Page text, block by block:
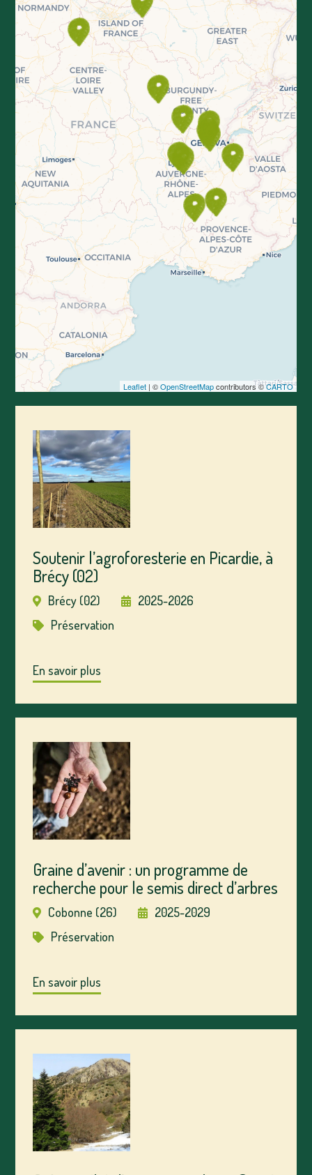
Leaflet| ©OpenStreetMapcontributors ©CARTO
Soutenir l’agroforesterie en Picardie, à
Brécy (02)
Brécy (02)
2025-2026
Préservation
En savoir plus
Graine d’avenir : un programme de
recherche pour le semis direct d’arbres
Cobonne (26)
2025-2029
Préservation
En savoir plus